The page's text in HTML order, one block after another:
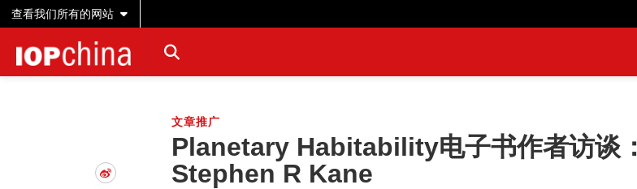
查看我们所有的网站
文章推广
Planetary Habitability电子书作者访谈：
Stephen R Kane